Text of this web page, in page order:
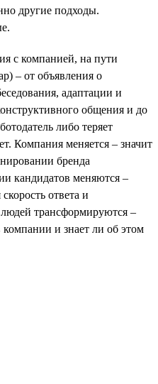
другие подходы.
с компанией, на пути
– от объявления о
адаптации и
общения и до
либо теряет
Компания меняется – значит
бренда
кандидатов меняются –
ответа и
трансформируются –
компании и знает ли об этом